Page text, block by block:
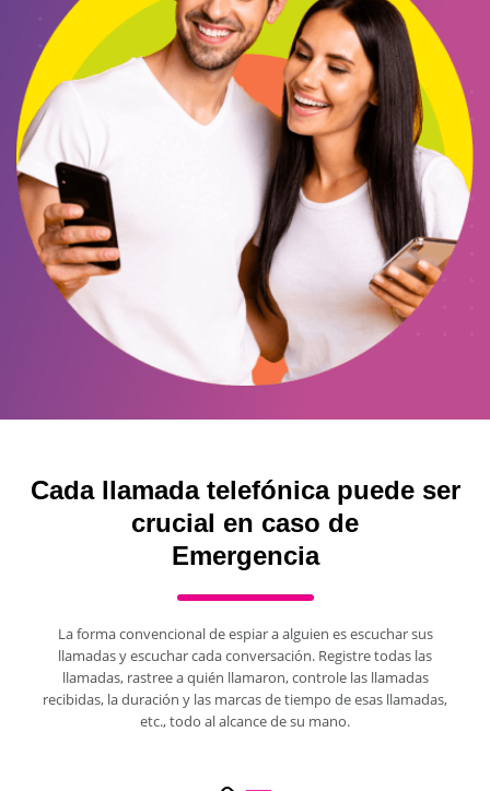
Cada llamada telefónica puede ser
crucial en caso de
Emergencia
La forma convencional de espiar a alguien es escuchar sus
llamadas y escuchar cada conversación. Registre todas las
llamadas, rastree a quién llamaron, controle las llamadas
recibidas, la duración y las marcas de tiempo de esas llamadas,
etc., todo al alcance de su mano.